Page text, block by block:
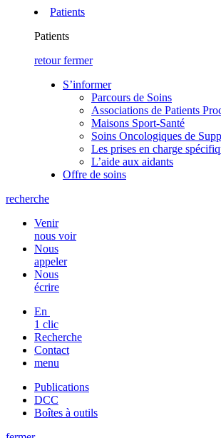
Patients
Patients
retour fermer
S’informer
Parcours de Soins
Associations de Patients
Maisons Sport-Santé
Soins Oncologiques de
Les prises en charge
L’aide aux aidants
Offre de soins
recherche
Venir
nous voir
Nous
appeler
Nous
écrire
En
1 clic
Recherche
Contact
menu
Publications
DCC
Boîtes à outils